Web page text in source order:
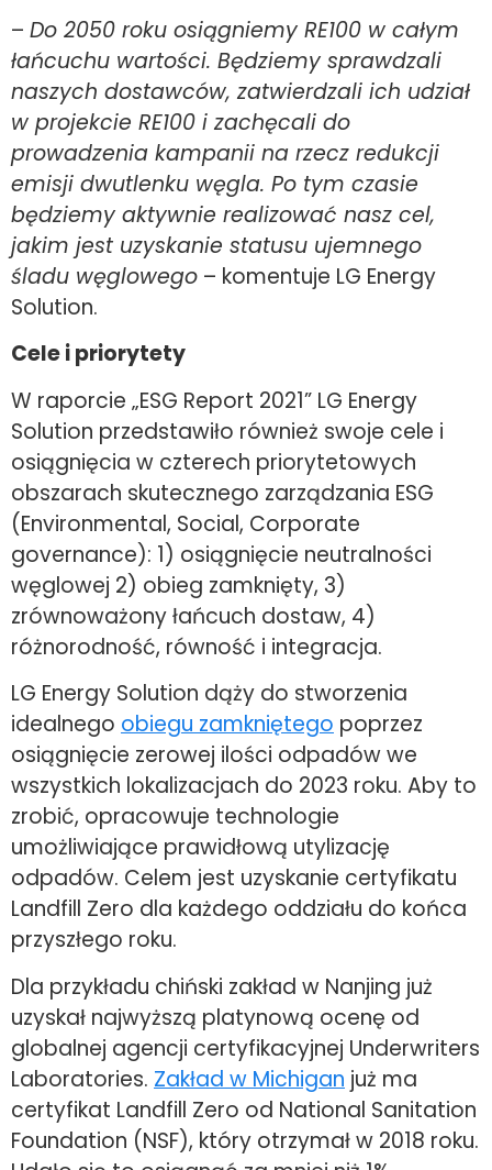
– Do 2050 roku osiągniemy RE100 w całym
łańcuchu wartości. Będziemy sprawdzali
naszych dostawców, zatwierdzali ich udział
w projekcie RE100 i zachęcali do
prowadzenia kampanii na rzecz redukcji
emisji dwutlenku węgla. Po tym czasie
będziemy aktywnie realizować nasz cel,
jakim jest uzyskanie statusu ujemnego
śladu węglowego – komentuje LG Energy
Solution.
Cele i priorytety
W raporcie „ESG Report 2021” LG Energy
Solution przedstawiło również swoje cele i
osiągnięcia w czterech priorytetowych
obszarach skutecznego zarządzania ESG
(Environmental, Social, Corporate
governance): 1) osiągnięcie neutralności
węglowej 2) obieg zamknięty, 3)
zrównoważony łańcuch dostaw, 4)
różnorodność, równość i integracja.
LG Energy Solution dąży do stworzenia
idealnego obiegu zamkniętego poprzez
osiągnięcie zerowej ilości odpadów we
wszystkich lokalizacjach do 2023 roku. Aby to
zrobić, opracowuje technologie
umożliwiające prawidłową utylizację
odpadów. Celem jest uzyskanie certyfikatu
Landfill Zero dla każdego oddziału do końca
przyszłego roku.
Dla przykładu chiński zakład w Nanjing już
uzyskał najwyższą platynową ocenę od
globalnej agencji certyfikacyjnej Underwriters
Laboratories. Zakład w Michigan już ma
certyfikat Landfill Zero od National Sanitation
Foundation (NSF), który otrzymał w 2018 roku.